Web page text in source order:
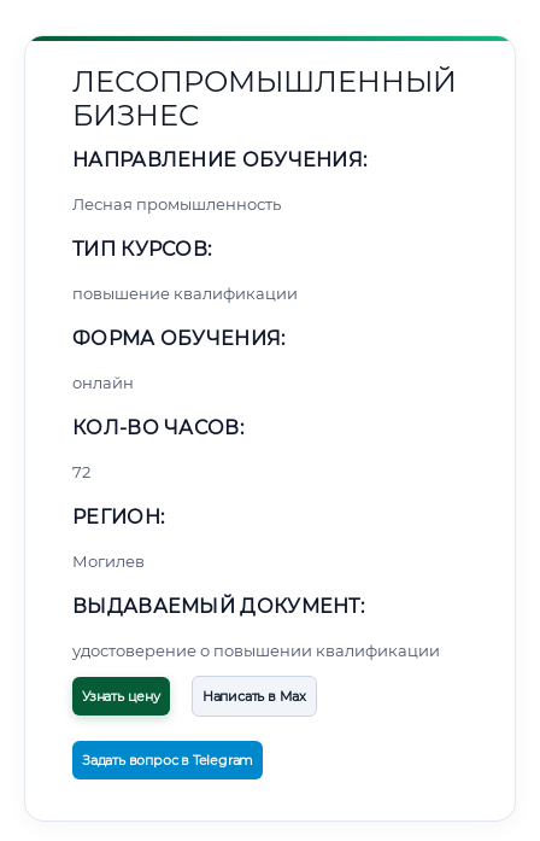
ЛЕСОПРОМЫШЛЕННЫЙ
БИЗНЕС
НАПРАВЛЕНИЕ ОБУЧЕНИЯ:
Лесная промышленность
ТИП КУРСОВ:
повышение квалификации
ФОРМА ОБУЧЕНИЯ:
онлайн
КОЛ-ВО ЧАСОВ:
72
РЕГИОН:
Могилев
ВЫДАВАЕМЫЙ ДОКУМЕНТ:
удостоверение о повышении квалификации
Узнать цену Написать в Max
Задать вопрос в Telegram